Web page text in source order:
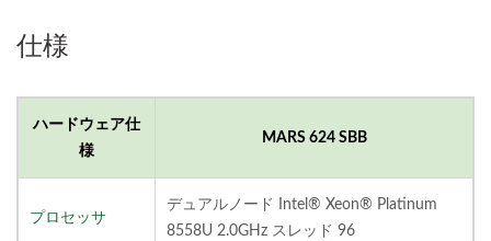
仕様
ハードウェア仕
様
MARS 624 SBB
プロセッサ
デュアルノード Intel® Xeon® Platinum
8558U 2.0GHz スレッド 96